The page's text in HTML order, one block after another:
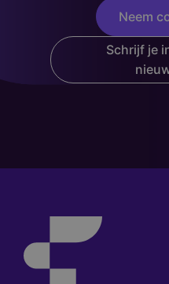
Neem
Schrijf je